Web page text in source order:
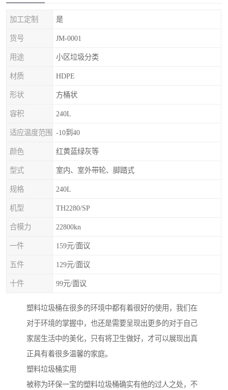
加工定制 是
货号 JM-0001
用途 小区垃圾分类
材质 HDPE
形状 方桶状
容积 240L
适应温度范围 -10到40
颜色 红黄蓝绿灰等
型式 室内、室外带轮、脚踏式
规格 240L
机型 TH2280/SP
合模力 22800kn
一件 159元/面议
五件 129元/面议
十件 99元/面议
塑料垃圾桶在很多的环境中都有着很好的使用，我们在
对于环境的掌握中，也还是需要呈现出更多的对于自己
家居生活中的美化，只有将卫生做好，才可以展现出真
正具有着很多温馨的家庭。
塑料垃圾桶实用
被称为环保一宝的塑料垃圾桶确实有他的过人之处，不